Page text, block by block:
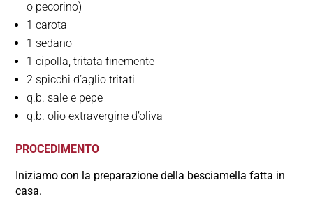
o pecorino)
1 carota
1 sedano
1 cipolla, tritata finemente
2 spicchi d’aglio tritati
q.b. sale e pepe
q.b. olio extravergine d’oliva
PROCEDIMENTO
Iniziamo con la preparazione della besciamella fatta in
casa.